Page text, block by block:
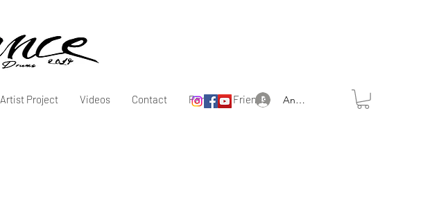
Artist Project Videos Contact Partner & Friends Anmelden